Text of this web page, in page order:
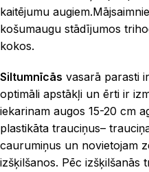
kaitējumu
košumaugu stādījumos
kokos.
Siltumnīcās vasarā parasti
optimāli apstākļi un ērti ir
iekarinam augos 15-20 cm
plastikāta trauciņus–
caurumiņus un novietojam
izšķilšanos. Pēc izšķilšanās